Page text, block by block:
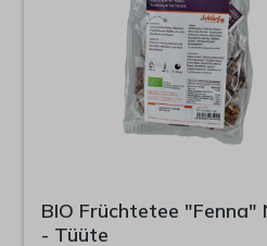
BIO Früchtetee "Fenna"
- Tüüte